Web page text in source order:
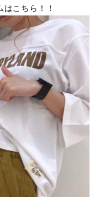
こちら！！